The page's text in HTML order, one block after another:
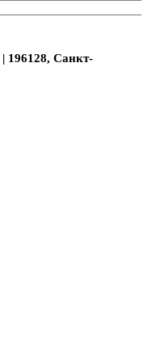
| 196128, Санкт-